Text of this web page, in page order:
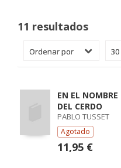
11 resultados
EN EL NOMBRE
DEL CERDO
PABLO TUSSET
Agotado
11,95 €